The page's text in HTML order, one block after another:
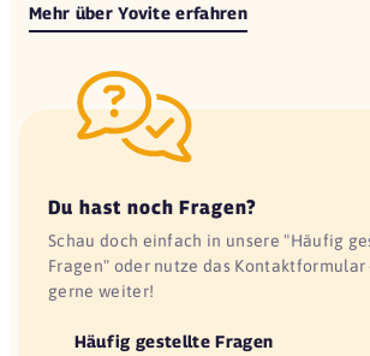
Mehr über Yovite erfahren
Du hast noch Fragen?
Schau doch einfach in unsere "Häufig
Fragen" oder nutze das
gerne weiter!
Häufig gestellte Fragen